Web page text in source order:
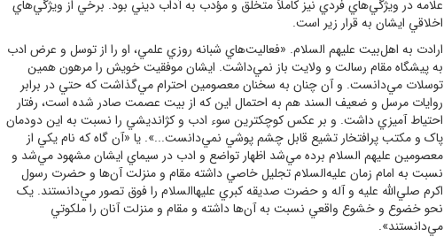
علامه در ويژگي‌هاي فردي نيز کاملاً متخلق و مؤدب به آداب ديني بود. برخي از ويژگي‌هاي
اخلاقي ايشان به قرار زير است.
ارادت به اهل‌بيت عليهم السلام. «فعاليت‌هاي شبانه روزي علمي، او را از توسل و عرض ادب
به پيشگاه مقام رسالت و ولايت باز نمي‌داشت. ايشان موفقيت خويش را مرهون همين
توسلات مي‌دانست. و آن چنان به سخنان معصومين احترام مي‌گذاشت که حتي در برابر
روايات مرسل و ضعيف السند هم به احتمال اين که از بيت عصمت صادر شده است، رفتار
احتياط آميزي داشت. و بر عکس کوچکترين سوء ادب و کژانديشي را نسبت به اين دودمان
پاک و مکتب پرافتخار تشيع قابل چشم پوشي نمي‌دانست...». يا «آن گاه که نام يکي از
معصومين عليهم السلام برده مي‌شد اظهار تواضع و ادب در سيماي ايشان مشهود مي‌شد و
نسبت به امام زمان عليه‌السلام تجليل خاصي داشته مقام و منزلت آن‌ها و حضرت رسول
اکرم صلي‌الله عليه و آله و حضرت صديقه کبري عليهاالسلام را فوق تصور مي‌دانستند. يک
نحو خضوع و خشوع واقعي نسبت به آن‌ها داشته و مقام و منزلت آنان را ملکوتي
مي‌دانستند».